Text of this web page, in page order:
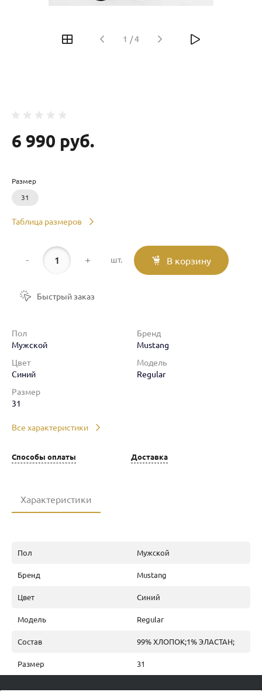
1 / 4
6 990 руб.
Размер
31
Таблица размеров
- + шт. В корзину
Быстрый заказ
Пол
Мужской
Бренд
Mustang
Цвет
Синий
Модель
Regular
Размер
31
Все характеристики
Способы оплаты Доставка
Характеристики
Пол Мужской
Бренд Mustang
Цвет Синий
Модель Regular
Состав 99% ХЛОПОК;1% ЭЛАСТАН;
Размер 31